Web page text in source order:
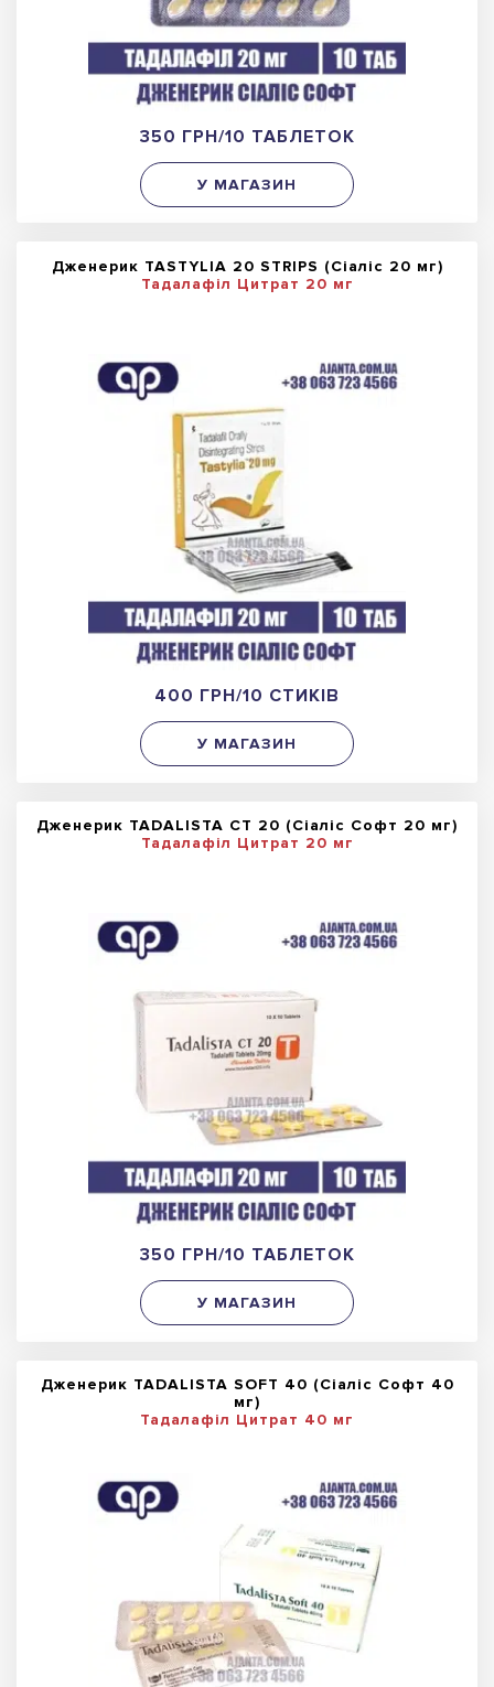
350 ГРН/10 ТАБЛЕТОК
У МАГАЗИН
Дженерик TASTYLIA 20 STRIPS (Сіаліс 20 мг)
Тадалафіл Цитрат 20 мг
400 ГРН/10 СТИКІВ
У МАГАЗИН
Дженерик TADALISTA CT 20 (Сіаліс Софт 20 мг)
Тадалафіл Цитрат 20 мг
350 ГРН/10 ТАБЛЕТОК
У МАГАЗИН
Дженерик TADALISTA SOFT 40 (Сіаліс Софт 40
мг)
Тадалафіл Цитрат 40 мг